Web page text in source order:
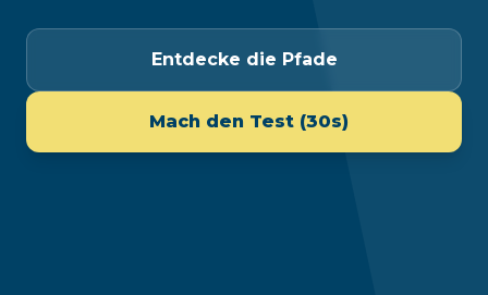
Entdecke die Pfade
Mach den Test (30s)